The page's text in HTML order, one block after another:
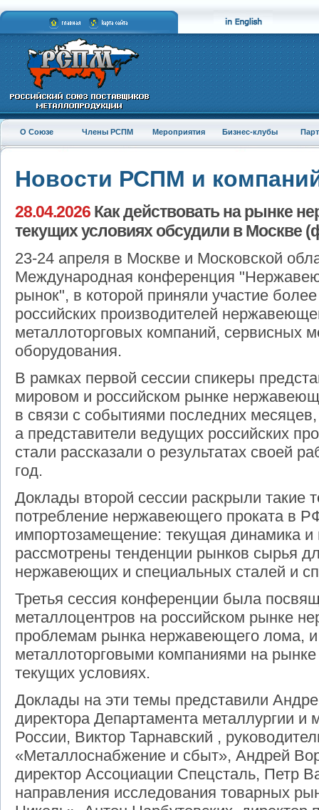
О Союзе Члены РСПМ Мероприятия Бизнес-клубы
Новости РСПМ и
28.04.2026 Как действовать на рынке
текущих условиях обсудили в Москве
23-24 апреля в Москве и Московской
Международная конференция
рынок", в которой приняли участие
российских производителей
металлоторговых компаний, сервисных
оборудования.
В рамках первой сессии спикеры
мировом и российском рынке
в связи с событиями последних
а представители ведущих российских
стали рассказали о результатах своей
год.
Доклады второй сессии раскрыли такие
потребление нержавеющего проката в
импортозамещение: текущая динамика
рассмотрены тенденции рынков сырья
нержавеющих и специальных сталей и
Третья сессия конференции была
металлоцентров на российском рынке
проблемам рынка нержавеющего лома,
металлоторговыми компаниями на
текущих условиях.
Доклады на эти темы представили
директора Департамента металлургии и
России, Виктор Тарнавский ,
«Металлоснабжение и сбыт», Андрей
директор Ассоциации Спецсталь, Петр
направления исследования товарных